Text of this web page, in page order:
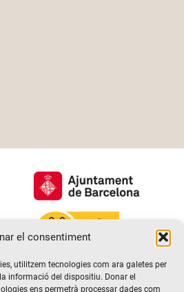
el consentiment
utilitzem tecnologies com ara galetes per
informació del dispositiu. Donar el
ens permetrà processar dades com